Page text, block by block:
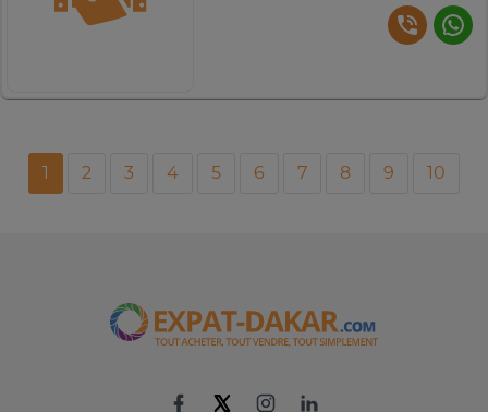
1 2 3 4 5 6 7 8 9 10